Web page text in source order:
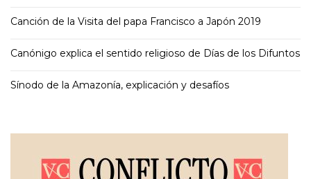
Canción de la Visita del papa Francisco a Japón 2019
Canónigo explica el sentido religioso de Días de los Difuntos
Sínodo de la Amazonía, explicación y desafíos